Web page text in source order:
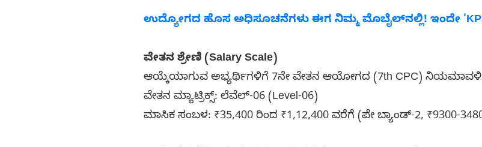
ಉದ್ಯೋಗದ ಹೊಸ ಅಧಿಸೂಚನೆಗಳು ಈಗ ನಿಮ್ಮ ಮೊಬೈಲ್‌ನಲ್ಲಿ! ಇಂದೇ
ವೇತನ ಶ್ರೇಣಿ (Salary Scale)
ಆಯ್ಕೆಯಾಗುವ ಅಭ್ಯರ್ಥಿಗಳಿಗೆ 7ನೇ ವೇತನ ಆಯೋಗದ (7th CPC)
ವೇತನ ಮ್ಯಾಟ್ರಿಕ್ಸ್: ಲೆವೆಲ್-06 (Level-06)
ಮಾಸಿಕ ಸಂಬಳ: ₹35,400 ರಿಂದ ₹1,12,400 ವರೆಗೆ (ಪೇ ಬ್ಯಾಂಡ್-2, ₹9300-